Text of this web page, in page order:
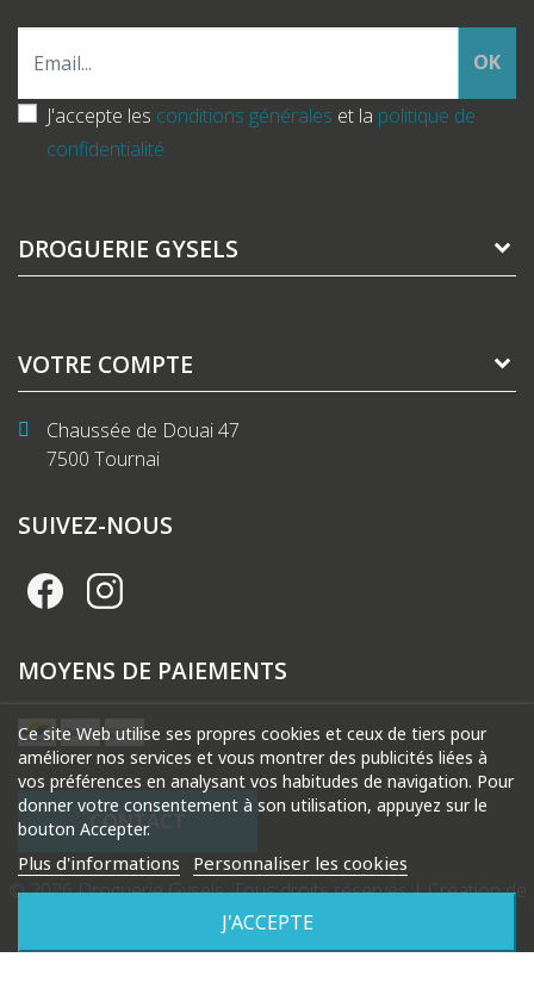
OK
J'accepte les conditions générales et la politique de
confidentialité
DROGUERIE GYSELS
VOTRE COMPTE
Chaussée de Douai 47
7500 Tournai
Ce site Web utilise ses propres cookies et ceux de tiers pour
améliorer nos services et vous montrer des publicités liées à
vos préférences en analysant vos habitudes de navigation. Pour
donner votre consentement à son utilisation, appuyez sur le
bouton Accepter.
Plus d'informations Personnaliser les cookies
J'ACCEPTE
SUIVEZ-NOUS
MOYENS DE PAIEMENTS
CONTACT
© 2026 Droguerie Gysels. Tous droits réservés |Création de
site internet Produweb™